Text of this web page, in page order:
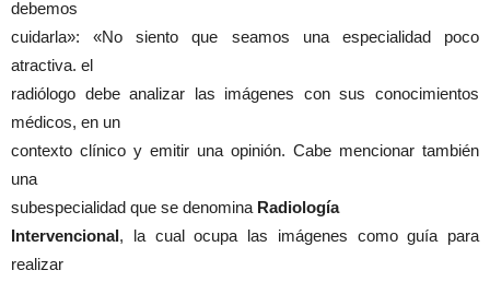
debemos
cuidarla»: «No siento que seamos una especialidad poco
atractiva. el
radiólogo debe analizar las imágenes con sus conocimientos
médicos, en un
contexto clínico y emitir una opinión. Cabe mencionar también
una
subespecialidad que se denomina Radiología
Intervencional, la cual ocupa las imágenes como guía para
realizar